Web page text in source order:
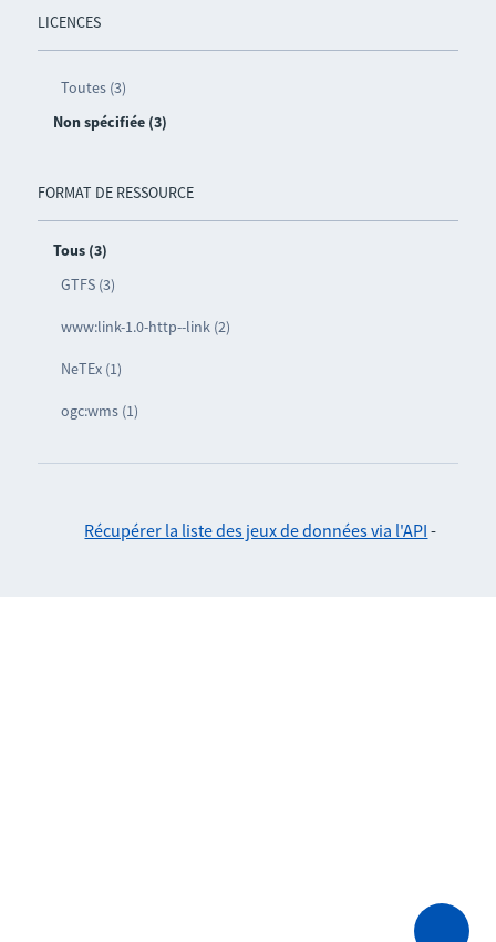
LICENCES
Toutes (3)
Non spécifiée (3)
FORMAT DE RESSOURCE
Tous (3)
GTFS (3)
www:link-1.0-http--link (2)
NeTEx (1)
ogc:wms (1)
Récupérer la liste des jeux de données via l'API -